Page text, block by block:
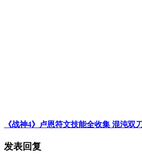
《战神4》卢恩符文技能全收集 混沌双
发表回复